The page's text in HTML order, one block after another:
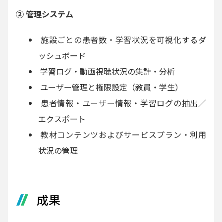
② 管理システム
施設ごとの患者数・学習状況を可視化するダ
ッシュボード
学習ログ・動画視聴状況の集計・分析
ユーザー管理と権限設定（教員・学生）
患者情報・ユーザー情報・学習ログの抽出／
エクスポート
教材コンテンツおよびサービスプラン・利用
状況の管理
成果